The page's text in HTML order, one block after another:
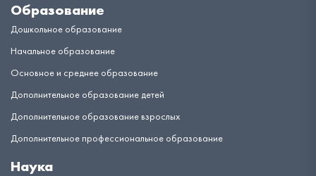
Образование
Дошкольное образование
Начальное образование
Основное и среднее образование
Дополнительное образование детей
Дополнительное образование взрослых
Дополнительное профессиональное образование
Наука